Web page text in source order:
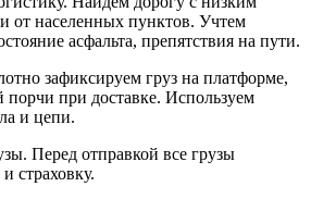
от населенных пунктов. Учтем
асфальта, препятствия на пути.
зафиксируем груз на платформе,
порчи при доставке. Используем
и цепи.
Перед отправкой все грузы
страховку.